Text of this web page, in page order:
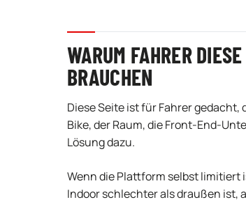
WARUM FAHRER
BRAUCHEN
Diese Seite ist für Fahrer
Bike, der Raum, die Front-End-
Lösung dazu.
Wenn die Plattform selbst limitiert
Indoor schlechter als draußen ist,